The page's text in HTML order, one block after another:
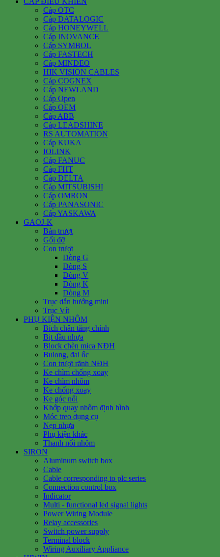
Cáp OTC
Cáp DATALOGIC
Cáp HONEYWELL
Cáp INOVANCE
Cáp SYMBOL
Cáp FASTECH
Cáp MINDEO
HIK VISION CABLES
Cáp COGNEX
Cáp NEWLAND
Cáp Open
Cáp OEM
Cáp ABB
Cáp LEADSHINE
RS AUTOMATION
Cáp KUKA
IOLINK
Cáp FANUC
Cáp FHT
Cáp DELTA
Cáp MITSUBISHI
Cáp OMRON
Cáp PANASONIC
Cáp YASKAWA
GAOJ-K
Bàn trượt
Gối đỡ
Con trượt
Dòng G
Dòng S
Dòng V
Dòng K
Dòng M
Trục dẫn hướng mini
Trục Vít
PHỤ KIỆN NHÔM
Bích chân tăng chỉnh
Bịt đầu nhựa
Block chèn mica NĐH
Bulong, đai ốc
Con trượt rãnh NĐH
Ke chìm chống xoay
Ke chìm nhôm
Ke chống xoay
Ke góc nổi
Khớp quay nhôm định hình
Móc treo dụng cụ
Nẹp nhựa
Phụ kiện khác
Thanh nối nhôm
SIRON
Aluminum switch box
Cable
Cable corresponding to plc series
Connection control box
Indicator
Multi - functional led signal lights
Power Wiring Module
Relay accessories
Switch power supply
Terminal block
Wiring Auxiliary Appliance